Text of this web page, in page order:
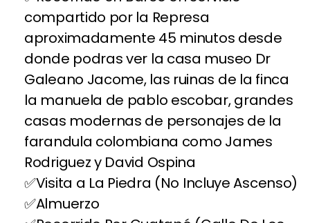
compartido por la Represa
aproximadamente 45 minutos desde
donde podras ver la casa museo Dr
Galeano Jacome, las ruinas de la finca
la manuela de pablo escobar, grandes
casas modernas de personajes de la
farandula colombiana como James
Rodriguez y David Ospina
Visita a La Piedra (No Incluye Ascenso)
Almuerzo